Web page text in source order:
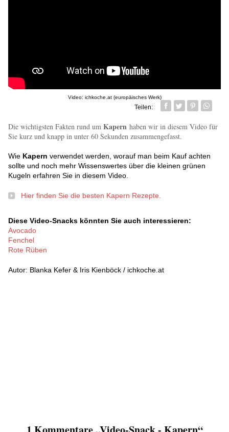
Video: ichkoche.at (europäisches Werk)
Teilen:
Facebook
TwitterPin it
Die wichtigsten Fakten rund um Kapern haben wir in diesem Video für
Sie kurz und knapp in unter 60 Sekunden zusammengefasst.
Wie Kapern verwendet werden, worauf man beim Kauf achten
sollte und noch mehr Wissenswertes über die kleinen grünen
Kugeln erfahren Sie in diesem Video.
Hier finden Sie die besten Kapern Rezepte.
Diese Video-Snacks könnten Sie auch interessieren:
Avocado
Fenchel
Rote Rüben
Autor: Blanka Kefer & Iris Kienböck / ichkoche.at